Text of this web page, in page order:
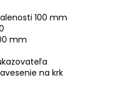
100 mm
mm
na krk